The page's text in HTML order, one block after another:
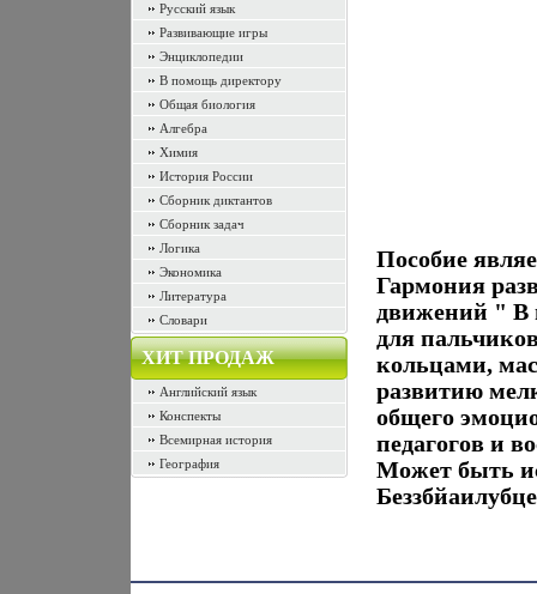
Русский язык
Развивающие игры
Энциклопедии
В помощь директору
Общая биология
Алгебра
Химия
История России
Сборник диктантов
Сборник задач
Логика
Экономика
Литература
Словари
ХИТ ПРОДАЖ
Английский язык
Конспекты
Всемирная история
География
Пособие
Гармония
движений " В
для
кольцами,
развитию
общего
педагогов и
Может быть